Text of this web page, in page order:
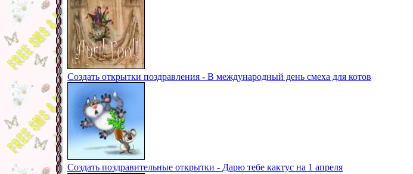
Создать открытки поздравления - В международный день смеха для котов
Создать поздравительные открытки - Дарю тебе кактус на 1 апреля